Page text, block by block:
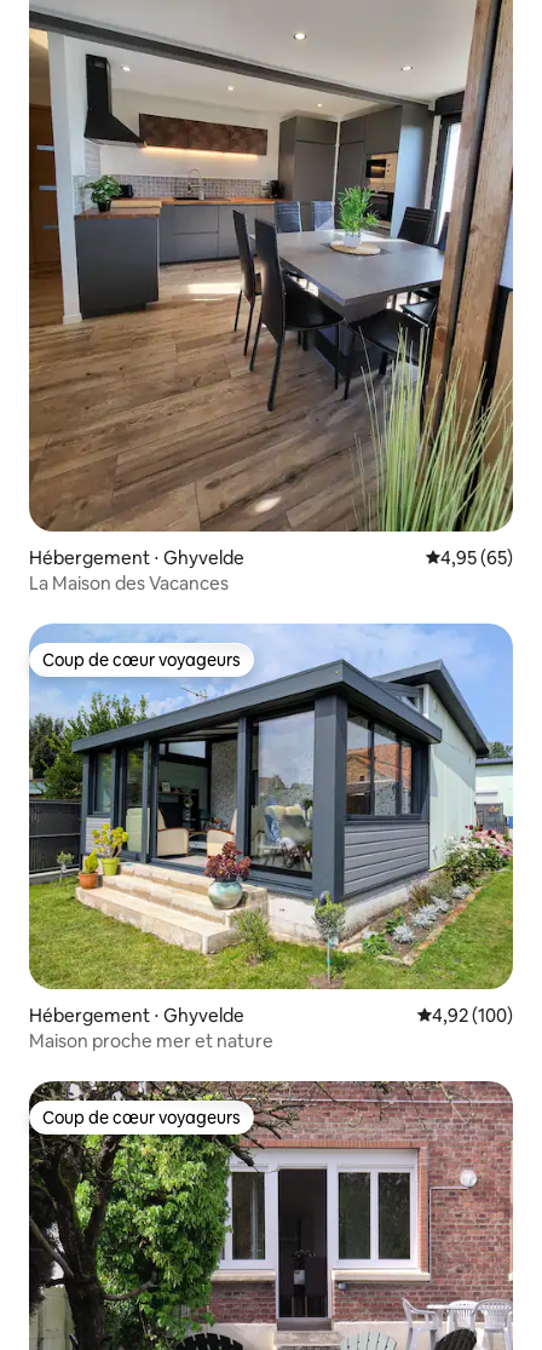
Hébergement ⋅ Ghyvelde Évaluation
4,95 (65)
La Maison des Vacances
Coup de cœur voyageurs
Coup de cœur voyageurs
Hébergement ⋅ Ghyvelde Évaluation
4,92 (100)
Maison proche mer et nature
Coup de cœur voyageurs
Coup de cœur voyageurs